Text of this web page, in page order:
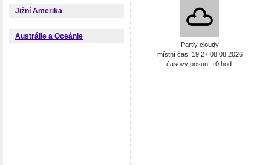
Jižní Amerika
Austrálie a Oceánie
Partly cloudy
místní čas: 19:27 08.08.2026
časový posun: +0 hod.